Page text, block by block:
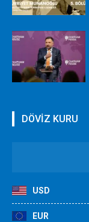
DÖVİZ KURU
USD
EUR